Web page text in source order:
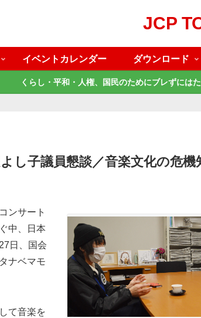
JCP
イベントカレンダー ダウンロード
くらし・平和・人権、国民のためにブレずには
し子議員懇談／音楽文化の危
ンサート
中、日本
日、国会
ナベマモ
て音楽を